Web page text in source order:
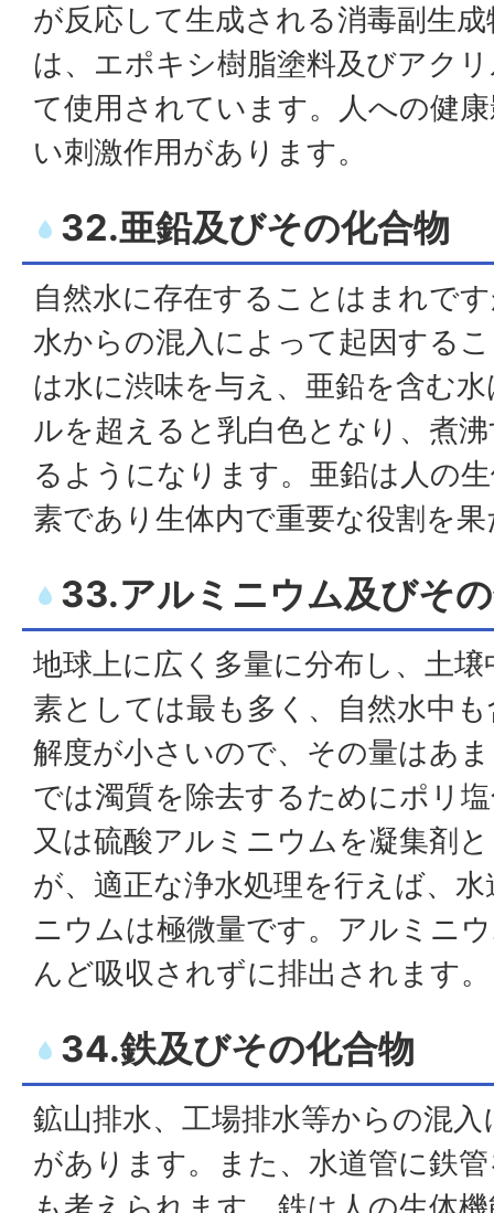
が反応して生成される消毒副生
は、エポキシ樹脂塗料及びアク
て使用されています。人への健
い刺激作用があります。
32.亜鉛及びその化合物
自然水に存在することはまれで
水からの混入によって起因する
は水に渋味を与え、亜鉛を含む
ルを超えると乳白色となり、煮
るようになります。亜鉛は人の
素であり生体内で重要な役割を
33.アルミニウム及びそ
地球上に広く多量に分布し、土
素としては最も多く、自然水中
解度が小さいので、その量はあ
では濁質を除去するためにポリ
又は硫酸アルミニウムを凝集剤
が、適正な浄水処理を行えば、
ニウムは極微量です。アルミニ
んど吸収されずに排出されます。
34.鉄及びその化合物
鉱山排水、工場排水等からの混
があります。また、水道管に鉄